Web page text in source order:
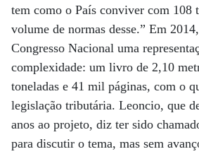
tem como o País conviver com 108
volume de normas desse.” Em
Congresso Nacional uma
complexidade: um livro de 2,10
toneladas e 41 mil páginas, com o
legislação tributária. Leoncio, que
anos ao projeto, diz ter sido
para discutir o tema, mas sem